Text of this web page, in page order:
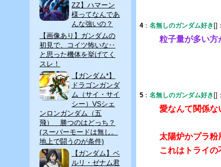
4： 名無しのガンダム好き []
粒子量が多い方
5 ： 名無しのガンダム好き []
愛なんて関係な
太陽炉かプラ
これはトライ
ZZ】ハマーン
様ってなんであ
んな強いの？
【画像あり】ガンダムの
初見で、コイツ怖いな‥
と思った機体を挙げてく
スレ！
【ガンダム*】
ドラゴンガンダ
ム（サイ・サイ
シー）VSシェ
ンロンガンダム（五
飛） 勝つのはどっち？
(スーパーモードは無し。
地上で闘うのが条件)
【ガンダム】ベ
ルリ・ゼナム君